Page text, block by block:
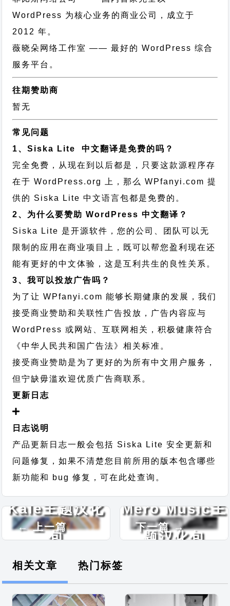
WordPress 为核心业务的商业公司，成立于
2012 年。
薇晓朵网络工作室 —— 最好的 WordPress 综合
服务平台。
往期赞助商
暂无
常见问题
1、Siska Lite 中文翻译是免费的吗？
完全免费，从现在到以后都是，只要这款源程序存
在于 WordPress.org 上，那么 WPfanyi.com 提
供的 Siska Lite 中文语言包都是免费的。
2、为什么要赞助 WordPress 中文翻译？
Siska Lite 是开源软件，您的公司、团队可以无
限制的应用在商业项目上，既可以帮您盈利现在还
能有更好的中文体验，这是互利共生的良性关系。
3、我可以投放广告吗？
为了让 WPfanyi.com 能够长期健康的发展，我们
接受商业赞助和关联性广告投放，广告内容应与
WordPress 或网站、互联网相关，积极健康符合
《中华人民共和国广告法》相关标准。
接受商业赞助是为了更好的为所有中文用户服务，
但宁缺毋滥欢迎优质广告商联系。
更新日志
日志说明
产品更新日志一般会包括 Siska Lite 安全更新和
问题修复，如果不清楚您目前所用的版本包含哪些
新功能和 bug 修复，可在此处查询。
← 上一篇
Kale主题汉化
包
下一篇 →
Mero Music主
题汉化包
相关文章 热门标签